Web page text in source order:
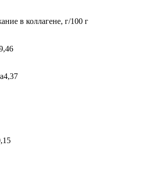
в коллагене, г/100 г
4,37